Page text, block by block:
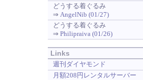
どうする着ぐるみ
⇒ AngelNib (01/27)
どうする着ぐるみ
⇒ Philipraiva (01/26)
Links
週刊ダイヤモンド
月額208円レンタルサーバー